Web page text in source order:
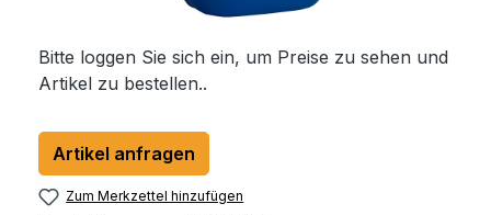
Bitte loggen Sie sich ein, um Preise zu sehen und
Artikel zu bestellen..
Artikel anfragen
Zum Merkzettel hinzufügen